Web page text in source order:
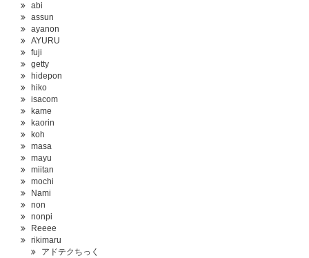
abi
assun
ayanon
AYURU
fuji
getty
hidepon
hiko
isacom
kame
kaorin
koh
masa
mayu
miitan
mochi
Nami
non
nonpi
Reeee
rikimaru
アドテクちっく